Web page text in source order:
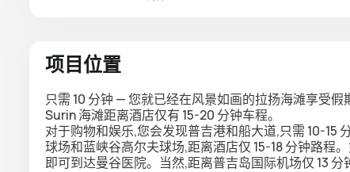
项目位置
只需 10 分钟 — 您就已经在风景如画的拉扬海滩享受
Surin 海滩距离酒店仅有 15-20 分钟车程。
对于购物和娱乐,您会发现普吉港和船大道,只需 10-15
球场和蓝峡谷高尔夫球场,距离酒店仅 15-18 分钟路程
即可到达曼谷医院。当然,距离普吉岛国际机场仅 13